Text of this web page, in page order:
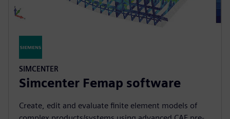
SIMCENTER
Simcenter Femap software
Create, edit and evaluate finite element models of